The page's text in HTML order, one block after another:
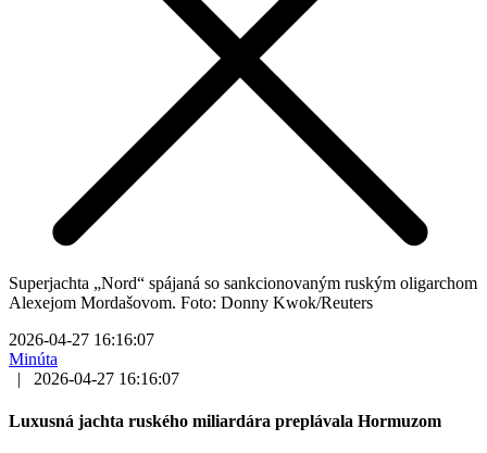
Superjachta „Nord“ spájaná so sankcionovaným ruským oligarchom
Alexejom Mordašovom. Foto: Donny Kwok/Reuters
2026-04-27 16:16:07
Minúta
|
2026-04-27 16:16:07
Luxusná jachta ruského miliardára preplávala Hormuzom